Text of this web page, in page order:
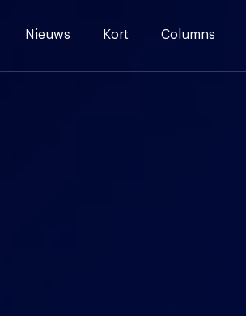
Nieuws Kort Columns